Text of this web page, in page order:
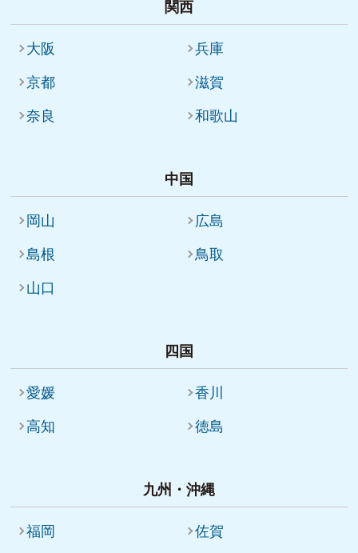
関西
大阪 兵庫
京都 滋賀
奈良 和歌山
中国
岡山 広島
島根 鳥取
山口
四国
愛媛 香川
高知 徳島
九州・沖縄
福岡 佐賀